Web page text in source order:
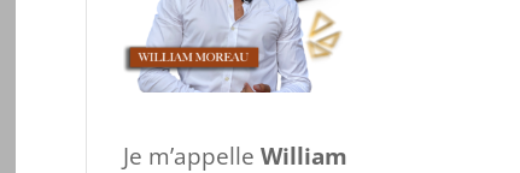
Je m’appelleWilliam